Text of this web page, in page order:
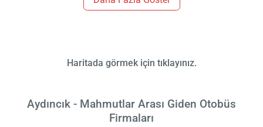
Haritada görmek için tıklayınız.
Aydıncık - Mahmutlar Arası Giden Otobüs
Firmaları